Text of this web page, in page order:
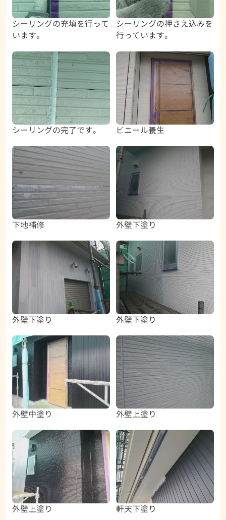
シーリングの充填を行って
います。
シーリングの押さえ込みを
行っています。
シーリングの完了です。 ビニール養生
下地補修 外壁下塗り
外壁下塗り 外壁下塗り
外壁中塗り 外壁上塗り
外壁上塗り 軒天下塗り